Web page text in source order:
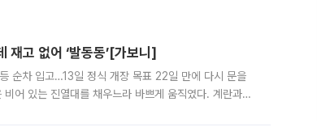
고 없어 ‘발동동’[가보니]
순차 입고…13일 정식 개장 목표 22일 만에 다시 문을
어 있는 진열대를 채우느라 바쁘게 움직였다. 계란과